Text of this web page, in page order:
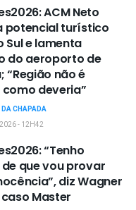
ACM Neto
potencial turístico
Sul e lamenta
do aeroporto de
“Região não é
deveria”
CHAPADA
- 12H42
“Tenho
que vou provar
diz Wagner
Master